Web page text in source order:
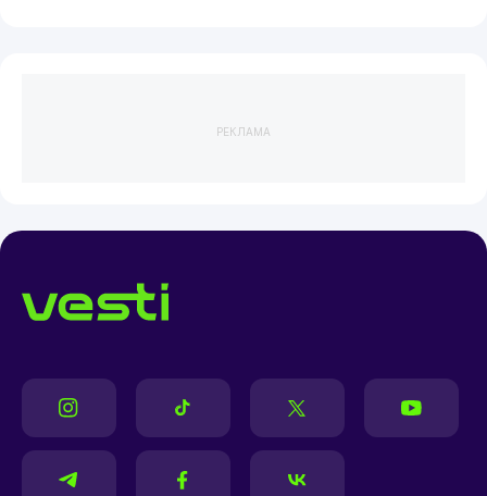
РЕКЛАМА